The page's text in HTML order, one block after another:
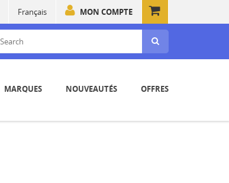
MON COMPTE
Français
MARQUES NOUVEAUTÉS OFFRES